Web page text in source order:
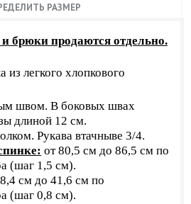
РАЗМЕР
брюки продаются отдельно.
из легкого хлопкового
швом. В боковых швах
длиной 12 см.
Рукава втачныве 3/4.
от 80,5 см до 86,5 см по
(шаг 1,5 см).
см до 41,6 см по
(шаг 0,8 см).